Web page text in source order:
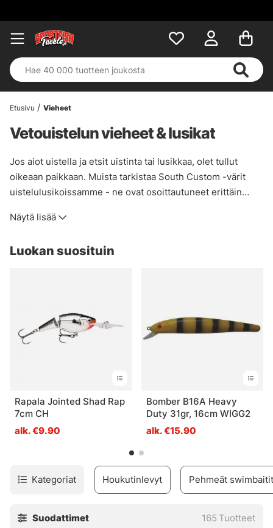
Etusivu Vieheet
Vetouistelun vieheet & lusikat
Jos aiot uistella ja etsit uistinta tai lusikkaa, olet tullut
oikeaan paikkaan. Muista tarkistaa South Custom -värit
uistelulusikoissamme - ne ovat osoittautuneet erittäin
uistelette Vänern- tai Vättern-järvellä tai millä tahansa
uisteluvieheen, varastossamme on myös uistinpäitä,
Näytä lisää
Luokan suosituin
Rapala Jointed Shad Rap
7cm CH
alk. €9.90
Bomber B16A Heavy
Duty 31gr, 16cm WIGG2
alk. €15.90
Kategoriat Houkutinlevyt Pehmeät swimbaitit
Suodattimet 165 Tuotteet